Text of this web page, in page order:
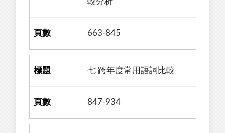
663-845
七 跨年度常用語詞比較
847-934